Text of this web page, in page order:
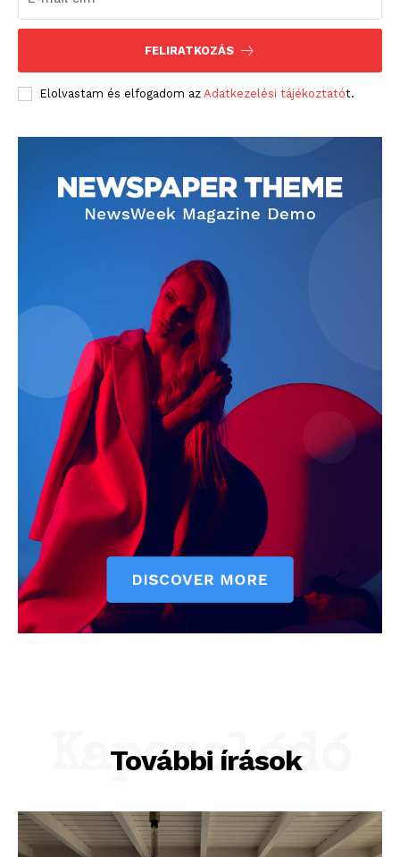
FELIRATKOZÁS
Elolvastam és elfogadom az Adatkezelési tájékoztatót.
További írások
Kapcsolódó